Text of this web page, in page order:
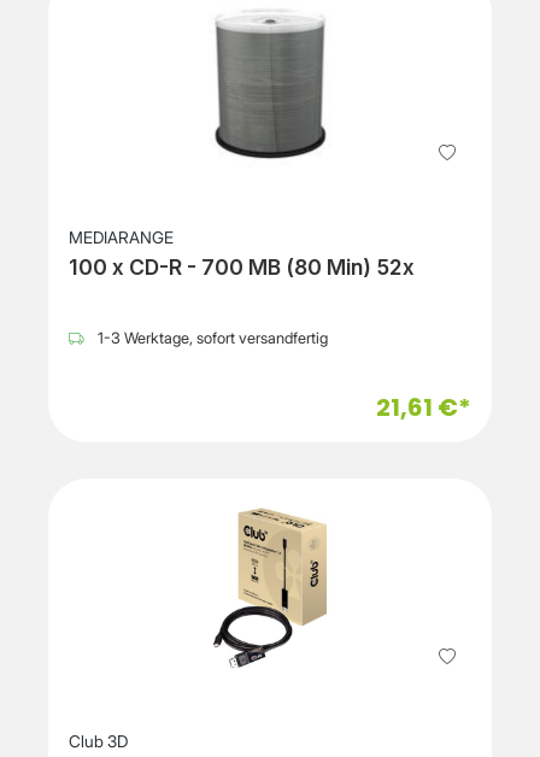
MEDIARANGE
100 x CD-R - 700 MB (80 Min) 52x
1-3 Werktage, sofort versandfertig
21,61 €*
Club 3D